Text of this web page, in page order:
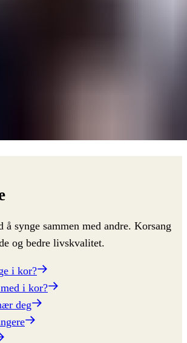
å synge sammen med andre. Korsang
og bedre livskvalitet.
i kor?
i kor?
deg